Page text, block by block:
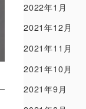
2022年1月
2021年12月
2021年11月
2021年10月
2021年9月